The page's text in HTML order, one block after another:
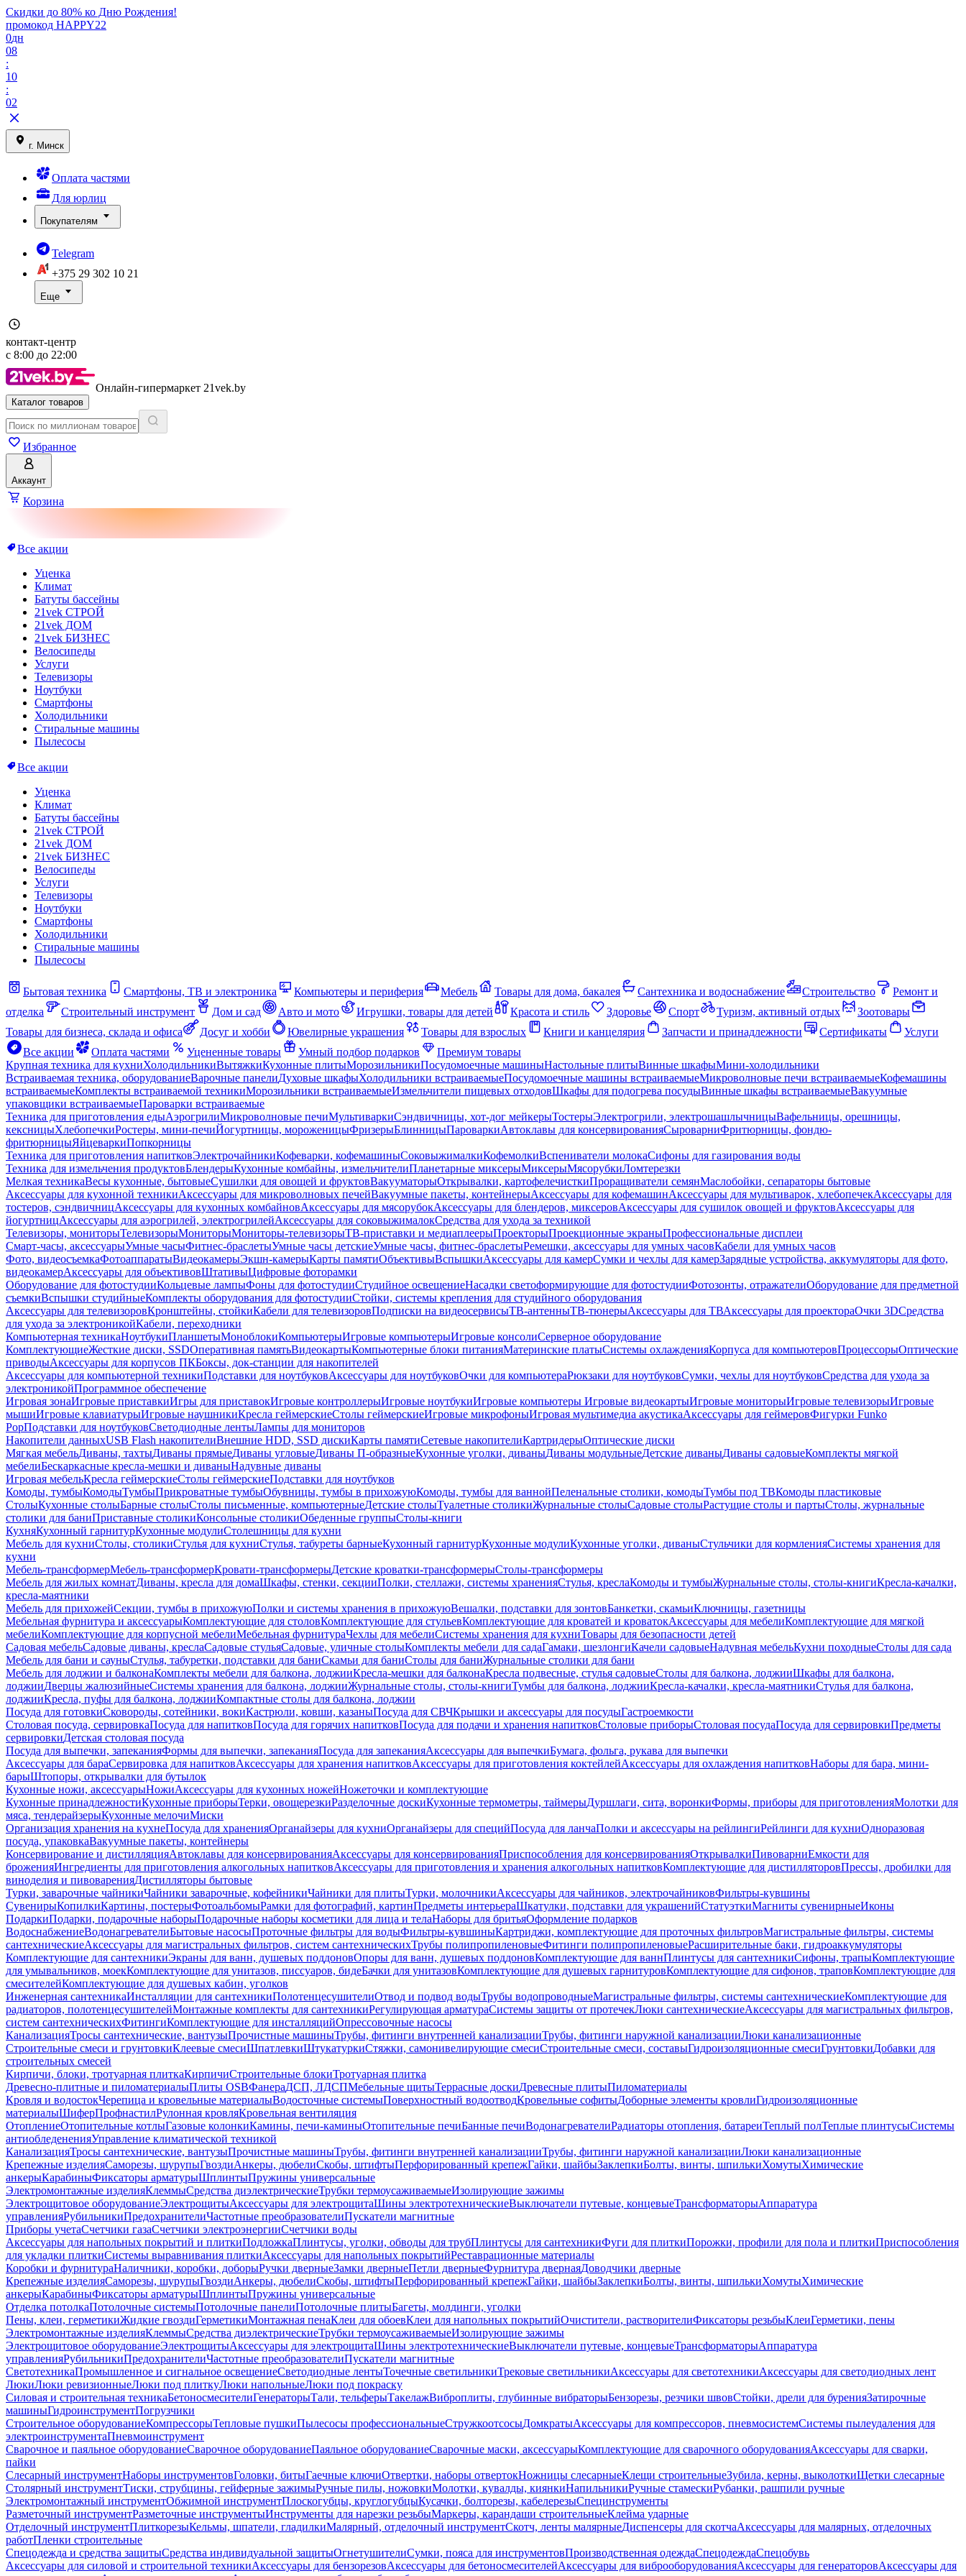
Скидки до 80% ко Дню Рождения!
промокод HAPPY22
0дн
08
:
10
:
02
г. Минск
Оплата частями
Для юрлиц
Покупателям
Telegram
+375 29 302 10 21
Еще
контакт-центр
с 8:00 до 22:00
Онлайн-гипермаркет 21vek.by
Каталог товаров
Избранное
Аккаунт
Корзина
Все акции
Уценка
Климат
Батуты бассейны
21vek СТРОЙ
21vek ДОМ
21vek БИЗНЕС
Велосипеды
Услуги
Телевизоры
Ноутбуки
Смартфоны
Холодильники
Стиральные машины
Пылесосы
Все акции
Уценка
Климат
Батуты бассейны
21vek СТРОЙ
21vek ДОМ
21vek БИЗНЕС
Велосипеды
Услуги
Телевизоры
Ноутбуки
Смартфоны
Холодильники
Стиральные машины
Пылесосы
Бытовая техника Смартфоны, ТВ и электроника Компьютеры и периферия Мебель Товары для дома, бакалея Сантехника и водоснабжение Строительство
Ремонт и
отделка
Строительный инструмент Дом и сад Авто и мото Игрушки, товары для детей Красота и стиль Здоровье Спорт Туризм, активный отдых
Зоотовары
Товары для бизнеса, склада и офиса
Досуг и хобби Ювелирные украшения Товары для взрослых Книги и канцелярия Запчасти и принадлежности Сертификаты
Услуги
Все акции
Оплата частями Уцененные товары Умный подбор подарков
Премиум товары
Крупная техника для кухниХолодильникиВытяжкиКухонные плитыМорозильникиПосудомоечные машиныНастольные плитыВинные шкафыМини-холодильники
Встраиваемая техника, оборудованиеВарочные панелиДуховые шкафыХолодильники встраиваемыеПосудомоечные машины встраиваемыеМикроволновые печи встраиваемыеКофемашины
встраиваемыеКомплекты встраиваемой техникиМорозильники встраиваемыеИзмельчители пищевых отходовШкафы для подогрева посудыВинные шкафы встраиваемыеВакуумные
упаковщики встраиваемыеПароварки встраиваемые
Техника для приготовления едыАэрогрилиМикроволновые печиМультиваркиСэндвичницы, хот-дог мейкерыТостерыЭлектрогрили, электрошашлычницыВафельницы, орешницы,
кексницыХлебопечкиРостеры, мини-печиЙогуртницы, мороженицыФризерыБлинницыПароваркиАвтоклавы для консервированияСыроварниФритюрницы, фондю-
фритюрницыЯйцеваркиПопкорницы
Техника для приготовления напитковЭлектрочайникиКофеварки, кофемашиныСоковыжималкиКофемолкиВспениватели молокаСифоны для газирования воды
Техника для измельчения продуктовБлендерыКухонные комбайны, измельчителиПланетарные миксерыМиксерыМясорубкиЛомтерезки
Мелкая техникаВесы кухонные, бытовыеСушилки для овощей и фруктовВакууматорыОткрывалки, картофелечисткиПроращиватели семянМаслобойки, сепараторы бытовые
Аксессуары для кухонной техникиАксессуары для микроволновых печейВакуумные пакеты, контейнерыАксессуары для кофемашинАксессуары для мультиварок, хлебопечекАксессуары для
тостеров, сэндвичницАксессуары для кухонных комбайновАксессуары для мясорубокАксессуары для блендеров, миксеровАксессуары для сушилок овощей и фруктовАксессуары для
йогуртницАксессуары для аэрогрилей, электрогрилейАксессуары для соковыжималокСредства для ухода за техникой
Телевизоры, мониторыТелевизорыМониторыМониторы-телевизорыТВ-приставки и медиаплеерыПроекторыПроекционные экраныПрофессиональные дисплеи
Смарт-часы, аксессуарыУмные часыФитнес-браслетыУмные часы детскиеУмные часы, фитнес-браслетыРемешки, аксессуары для умных часовКабели для умных часов
Фото, видеосъемкаФотоаппаратыВидеокамерыЭкшн-камерыКарты памятиОбъективыВспышкиАксессуары для камерСумки и чехлы для камерЗарядные устройства, аккумуляторы для фото,
видеокамерАксессуары для объективовШтативыЦифровые фоторамки
Оборудование для фотостудииКольцевые лампыФоны для фотостудииСтудийное освещениеНасадки светоформирующие для фотостудииФотозонты, отражателиОборудование для предметной
съемкиВспышки студийныеКомплекты оборудования для фотостудииСтойки, системы крепления для студийного оборудования
Аксессуары для телевизоровКронштейны, стойкиКабели для телевизоровПодписки на видеосервисыТВ-антенныТВ-тюнерыАксессуары для ТВАксессуары для проектораОчки 3DСредства
для ухода за электроникойКабели, переходники
Компьютерная техникаНоутбукиПланшетыМоноблокиКомпьютерыИгровые компьютерыИгровые консолиСерверное оборудование
КомплектующиеЖесткие диски, SSDОперативная памятьВидеокартыКомпьютерные блоки питанияМатеринские платыСистемы охлажденияКорпуса для компьютеровПроцессорыОптические
приводыАксессуары для корпусов ПКБоксы, док-станции для накопителей
Аксессуары для компьютерной техникиПодставки для ноутбуковАксессуары для ноутбуковОчки для компьютераРюкзаки для ноутбуковСумки, чехлы для ноутбуковСредства для ухода за
электроникойПрограммное обеспечение
Игровая зонаИгровые приставкиИгры для приставокИгровые контроллерыИгровые ноутбукиИгровые компьютеры Игровые видеокартыИгровые мониторыИгровые телевизорыИгровые
мышиИгровые клавиатурыИгровые наушникиКресла геймерскиеСтолы геймерскиеИгровые микрофоныИгровая мультимедиа акустикаАксессуары для геймеровФигурки Funko
PopПодставки для ноутбуковСветодиодные лентыЛампы для мониторов
Накопители данныхUSB Flash накопителиВнешние HDD, SSD дискиКарты памятиСетевые накопителиКартридерыОптические диски
Мягкая мебельДиваны, тахтыДиваны прямыеДиваны угловыеДиваны П-образныеКухонные уголки, диваныДиваны модульныеДетские диваныДиваны садовыеКомплекты мягкой
мебелиБескаркасные кресла-мешки и диваныНадувные диваны
Игровая мебельКресла геймерскиеСтолы геймерскиеПодставки для ноутбуков
Комоды, тумбыКомодыТумбыПрикроватные тумбыОбувницы, тумбы в прихожуюКомоды, тумбы для ваннойПеленальные столики, комодыТумбы под ТВКомоды пластиковые
СтолыКухонные столыБарные столыСтолы письменные, компьютерныеДетские столыТуалетные столикиЖурнальные столыСадовые столыРастущие столы и партыСтолы, журнальные
столики для баниПриставные столикиКонсольные столикиОбеденные группыСтолы-книги
КухняКухонный гарнитурКухонные модулиСтолешницы для кухни
Мебель для кухниСтолы, столикиСтулья для кухниСтулья, табуреты барныеКухонный гарнитурКухонные модулиКухонные уголки, диваныСтульчики для кормленияСистемы хранения для
кухни
Мебель-трансформерМебель-трансформерКровати-трансформерыДетские кроватки-трансформерыСтолы-трансформеры
Мебель для жилых комнатДиваны, кресла для домаШкафы, стенки, секцииПолки, стеллажи, системы храненияСтулья, креслаКомоды и тумбыЖурнальные столы, столы-книгиКресла-качалки,
кресла-маятники
Мебель для прихожейСекции, тумбы в прихожуюПолки и системы хранения в прихожуюВешалки, подставки для зонтовБанкетки, скамьиКлючницы, газетницы
Мебельная фурнитура и аксессуарыКомплектующие для столовКомплектующие для стульевКомплектующие для кроватей и кроватокАксессуары для мебелиКомплектующие для мягкой
мебелиКомплектующие для корпусной мебелиМебельная фурнитураЧехлы для мебелиСистемы хранения для кухниТовары для безопасности детей
Садовая мебельСадовые диваны, креслаСадовые стульяСадовые, уличные столыКомплекты мебели для садаГамаки, шезлонгиКачели садовыеНадувная мебельКухни походныеСтолы для сада
Мебель для бани и сауныСтулья, табуретки, подставки для баниСкамьи для баниСтолы для баниЖурнальные столики для бани
Мебель для лоджии и балконаКомплекты мебели для балкона, лоджииКресла-мешки для балконаКресла подвесные, стулья садовыеСтолы для балкона, лоджииШкафы для балкона,
лоджииДверцы жалюзийныеСистемы хранения для балкона, лоджииЖурнальные столы, столы-книгиТумбы для балкона, лоджииКресла-качалки, кресла-маятникиСтулья для балкона,
лоджииКресла, пуфы для балкона, лоджииКомпактные столы для балкона, лоджии
Посуда для готовкиСковороды, сотейники, вокиКастрюли, ковши, казаныПосуда для СВЧКрышки и аксессуары для посудыГастроемкости
Столовая посуда, сервировкаПосуда для напитковПосуда для горячих напитковПосуда для подачи и хранения напитковСтоловые приборыСтоловая посудаПосуда для сервировкиПредметы
сервировкиДетская столовая посуда
Посуда для выпечки, запеканияФормы для выпечки, запеканияПосуда для запеканияАксессуары для выпечкиБумага, фольга, рукава для выпечки
Аксессуары для бараСервировка для напитковАксессуары для хранения напитковАксессуары для приготовления коктейлейАксессуары для охлаждения напитковНаборы для бара, мини-
барыШтопоры, открывалки для бутылок
Кухонные ножи, аксессуарыНожиАксессуары для кухонных ножейНожеточки и комплектующие
Кухонные принадлежностиКухонные приборыТерки, овощерезкиРазделочные доскиКухонные термометры, таймерыДуршлаги, сита, воронкиФормы, приборы для приготовленияМолотки для
мяса, тендерайзерыКухонные мелочиМиски
Организация хранения на кухнеПосуда для храненияОрганайзеры для кухниОрганайзеры для специйПосуда для ланчаПолки и аксессуары на рейлингиРейлинги для кухниОдноразовая
посуда, упаковкаВакуумные пакеты, контейнеры
Консервирование и дистилляцияАвтоклавы для консервированияАксессуары для консервированияПриспособления для консервированияОткрывалкиПивоварниЕмкости для
броженияИнгредиенты для приготовления алкогольных напитковАксессуары для приготовления и хранения алкогольных напитковКомплектующие для дистилляторовПрессы, дробилки для
виноделия и пивоваренияДистилляторы бытовые
Турки, заварочные чайникиЧайники заварочные, кофейникиЧайники для плитыТурки, молочникиАксессуары для чайников, электрочайниковФильтры-кувшины
СувенирыКопилкиКартины, постерыФотоальбомыРамки для фотографий, картинПредметы интерьераШкатулки, подставки для украшенийСтатуэткиМагниты сувенирныеИконы
ПодаркиПодарки, подарочные наборыПодарочные наборы косметики для лица и телаНаборы для бритьяОформление подарков
ВодоснабжениеВодонагревателиБытовые насосыПроточные фильтры для водыФильтры-кувшиныКартриджи, комплектующие для проточных фильтровМагистральные фильтры, системы
сантехническиеАксессуары для магистральных фильтров, систем сантехническихТрубы полипропиленовыеФитинги полипропиленовыеРасширительные баки, гидроаккумуляторы
Комплектующие для сантехникиЭкраны для ванн, душевых поддоновОпоры для ванн, душевых поддоновКомплектующие для ваннПлинтусы для сантехникиСифоны, трапыКомплектующие
для умывальников, моекКомплектующие для унитазов, писсуаров, бидеБачки для унитазовКомплектующие для душевых гарнитуровКомплектующие для сифонов, траповКомплектующие для
смесителейКомплектующие для душевых кабин, уголков
Инженерная сантехникаИнсталляции для сантехникиПолотенцесушителиОтвод и подвод водыТрубы водопроводныеМагистральные фильтры, системы сантехническиеКомплектующие для
радиаторов, полотенцесушителейМонтажные комплекты для сантехникиРегулирующая арматураСистемы защиты от протечекЛюки сантехническиеАксессуары для магистральных фильтров,
систем сантехническихФитингиКомплектующие для инсталляцийОпрессовочные насосы
КанализацияТросы сантехнические, вантузыПрочистные машиныТрубы, фитинги внутренней канализацииТрубы, фитинги наружной канализацииЛюки канализационные
Строительные смеси и грунтовкиКлеевые смесиШпатлевкиШтукатуркиСтяжки, самонивелирующие смесиСтроительные смеси, составыГидроизоляционные смесиГрунтовкиДобавки для
строительных смесей
Кирпичи, блоки, тротуарная плиткаКирпичиСтроительные блокиТротуарная плитка
Древесно-плитные и пиломатериалыПлиты OSBФанераДСП, ЛДСПМебельные щитыТеррасные доскиДревесные плитыПиломатериалы
Кровля и водостокЧерепица и кровельные материалыВодосточные системыПоверхностный водоотводКровельные софитыДоборные элементы кровлиГидроизоляционные
материалыШиферПрофнастилРулонная кровляКровельная вентиляция
ОтоплениеОтопительные котлыГазовые колонкиКамины, печи-каминыОтопительные печиБанные печиВодонагревателиРадиаторы отопления, батареиТеплый полТеплые плинтусыСистемы
антиобледененияУправление климатической техникой
КанализацияТросы сантехнические, вантузыПрочистные машиныТрубы, фитинги внутренней канализацииТрубы, фитинги наружной канализацииЛюки канализационные
Крепежные изделияСаморезы, шурупыГвоздиАнкеры, дюбелиСкобы, штифтыПерфорированный крепежГайки, шайбыЗаклепкиБолты, винты, шпилькиХомутыХимические
анкерыКарабиныФиксаторы арматурыШплинтыПружины универсальные
Электромонтажные изделияКлеммыСредства диэлектрическиеТрубки термоусаживаемыеИзолирующие зажимы
Электрощитовое оборудованиеЭлектрощитыАксессуары для электрощитаШины электротехническиеВыключатели путевые, концевыеТрансформаторыАппаратура
управленияРубильникиПредохранителиЧастотные преобразователиПускатели магнитные
Приборы учетаСчетчики газаСчетчики электроэнергииСчетчики воды
Аксессуары для напольных покрытий и плиткиПодложкаПлинтусы, уголки, обводы для трубПлинтусы для сантехникиФуги для плиткиПорожки, профили для пола и плиткиПриспособления
для укладки плиткиСистемы выравнивания плиткиАксессуары для напольных покрытийРеставрационные материалы
Коробки и фурнитураНаличники, коробки, доборыРучки дверныеЗамки дверныеПетли дверныеФурнитура двернаяДоводчики дверные
Крепежные изделияСаморезы, шурупыГвоздиАнкеры, дюбелиСкобы, штифтыПерфорированный крепежГайки, шайбыЗаклепкиБолты, винты, шпилькиХомутыХимические
анкерыКарабиныФиксаторы арматурыШплинтыПружины универсальные
Отделка потолкаПотолочные системыПотолочные панелиПотолочные плитыБагеты, молдинги, уголки
Пены, клеи, герметикиЖидкие гвоздиГерметикиМонтажная пенаКлеи для обоевКлеи для напольных покрытийОчистители, растворителиФиксаторы резьбыКлеиГерметики, пены
Электромонтажные изделияКлеммыСредства диэлектрическиеТрубки термоусаживаемыеИзолирующие зажимы
Электрощитовое оборудованиеЭлектрощитыАксессуары для электрощитаШины электротехническиеВыключатели путевые, концевыеТрансформаторыАппаратура
управленияРубильникиПредохранителиЧастотные преобразователиПускатели магнитные
СветотехникаПромышленное и сигнальное освещениеСветодиодные лентыТочечные светильникиТрековые светильникиАксессуары для светотехникиАксессуары для светодиодных лент
ЛюкиЛюки ревизионныеЛюки под плиткуЛюки напольныеЛюки под покраску
Силовая и строительная техникаБетоносмесителиГенераторыТали, тельферыТакелажВиброплиты, глубинные вибраторыБензорезы, резчики швовСтойки, дрели для буренияЗатирочные
машиныГидроинструментПогрузчики
Строительное оборудованиеКомпрессорыТепловые пушкиПылесосы профессиональныеСтружкоотсосыДомкратыАксессуары для компрессоров, пневмосистемСистемы пылеудаления для
электроинструментаПневмоинструмент
Сварочное и паяльное оборудованиеСварочное оборудованиеПаяльное оборудованиеСварочные маски, аксессуарыКомплектующие для сварочного оборудованияАксессуары для сварки,
пайки
Слесарный инструментНаборы инструментовГоловки, битыГаечные ключиОтвертки, наборы отвертокНожницы слесарныеКлещи строительныеЗубила, керны, выколоткиЩетки слесарные
Столярный инструментТиски, струбцины, гейферные зажимыРучные пилы, ножовкиМолотки, кувалды, киянкиНапильникиРучные стамескиРубанки, рашпили ручные
Электромонтажный инструментОбжимной инструментПлоскогубцы, круглогубцыКусачки, болторезы, кабелерезыСпецинструменты
Разметочный инструментРазметочные инструментыИнструменты для нарезки резьбыМаркеры, карандаши строительныеКлейма ударные
Отделочный инструментПлиткорезыКельмы, шпатели, гладилкиМалярный, отделочный инструментСкотч, ленты малярныеДиспенсеры для скотчаАксессуары для малярных, отделочных
работПленки строительные
Спецодежда и средства защитыСредства индивидуальной защитыОгнетушителиСумки, пояса для инструментовПроизводственная одеждаСпецодеждаСпецобувь
Аксессуары для силовой и строительной техникиАксессуары для бензорезовАксессуары для бетоносмесителейАксессуары для виброоборудованияАксессуары для генераторовАксессуары для